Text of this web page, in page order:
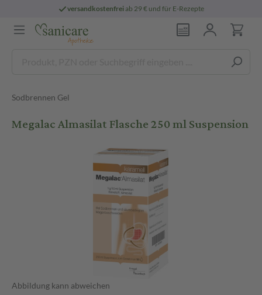
versandkostenfreiab 29 € und für E-Rezepte
Sodbrennen Gel
Megalac Almasilat Flasche 250 ml Suspension
Abbildung kann abweichen